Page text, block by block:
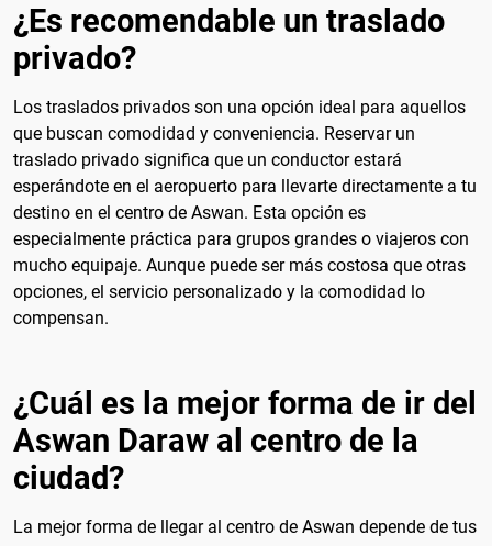
¿Es recomendable un traslado
privado?
Los traslados privados son una opción ideal para aquellos
que buscan comodidad y conveniencia. Reservar un
traslado privado significa que un conductor estará
esperándote en el aeropuerto para llevarte directamente a tu
destino en el centro de Aswan. Esta opción es
especialmente práctica para grupos grandes o viajeros con
mucho equipaje. Aunque puede ser más costosa que otras
opciones, el servicio personalizado y la comodidad lo
compensan.
¿Cuál es la mejor forma de ir del
Aswan Daraw al centro de la
ciudad?
La mejor forma de llegar al centro de Aswan depende de tus